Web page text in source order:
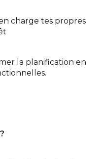
charge tes propres
la planification en